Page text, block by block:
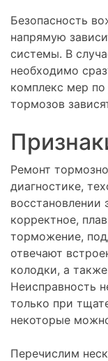
Безопасность
напрямую
системы. В
необходимо
комплекс мер по
тормозов
Ремонт
диагностике,
восстановлении
корректное,
торможение,
отвечают
колодки, а
Неисправность
только при
некоторые
Перечислим